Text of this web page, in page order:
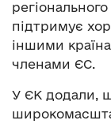
підтримує
іншими
членами ЄС.
У ЄК додали,